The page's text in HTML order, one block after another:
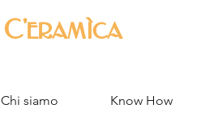
C'eramìca
Chi siamo Know How